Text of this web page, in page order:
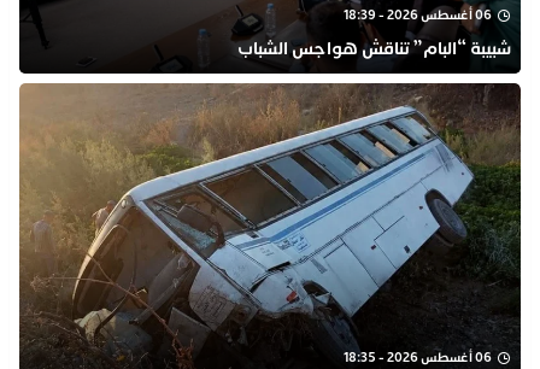
06 أغسطس 2026 - 18:39
شبيبة “البام” تناقش هواجس الشباب
06 أغسطس 2026 - 18:35